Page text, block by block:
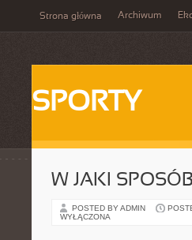
Strona główna Archiwum
SPORTY
W JAKI
POSTED BY ADMIN
WYŁĄCZONA